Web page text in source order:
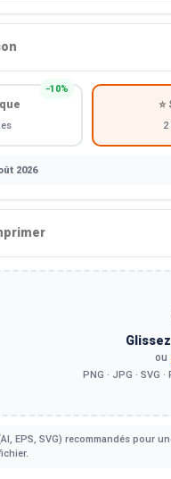
−10%
2
2026
ou
PNG · JPG · SVG
EPS, SVG) recommandés pour